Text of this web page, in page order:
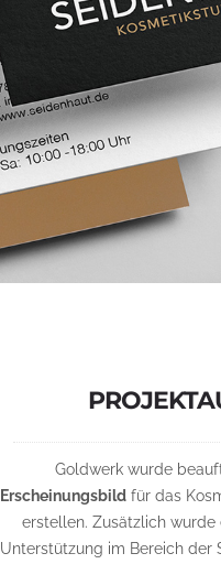
Goldwerk wurde
Erscheinungsbildfür das
erstellen. Zusätzlich
Unterstützung im Bereich der